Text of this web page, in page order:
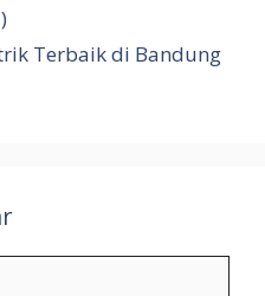
Terbaik di Bandung